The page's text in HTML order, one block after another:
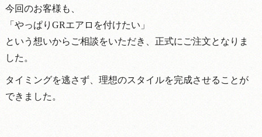
今回のお客様も、
「やっぱりGRエアロを付けたい」
という想いからご相談をいただき、正式にご注文となりま
した。
タイミングを逃さず、理想のスタイルを完成させることが
できました。